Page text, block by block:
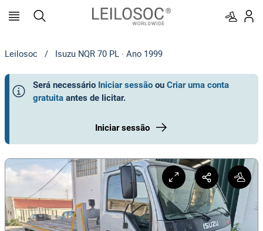
Leilosoc / Isuzu NQR 70 PL · Ano 1999
Será necessário Iniciar sessão ou Criar uma conta
gratuita antes de licitar.
Iniciar sessão